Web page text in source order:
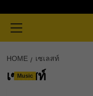
Menu
HOME เซเลสท์
เซเลสท์
Music